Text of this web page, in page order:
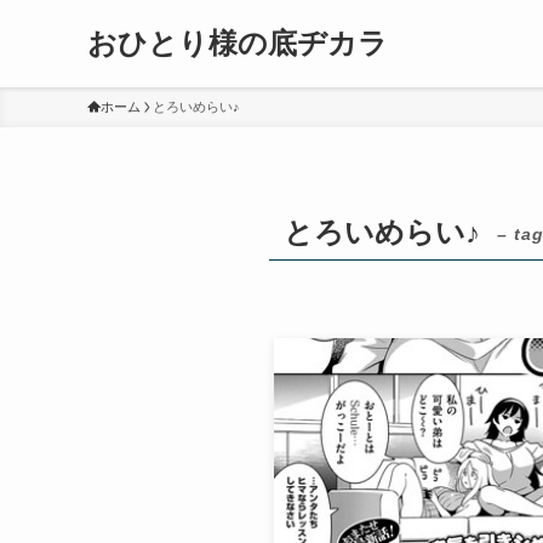
おひとり様の底ヂカラ
ホーム とろいめらい♪
とろいめらい♪ –